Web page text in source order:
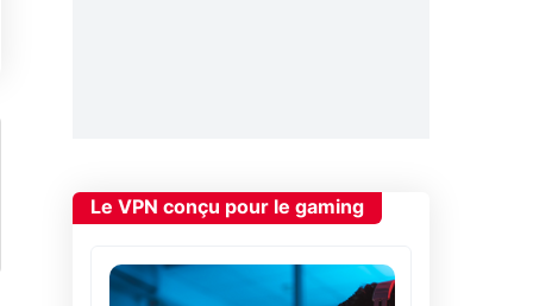
Le VPN conçu pour le gaming